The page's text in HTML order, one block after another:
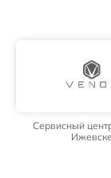
Сервисный
Ижевске